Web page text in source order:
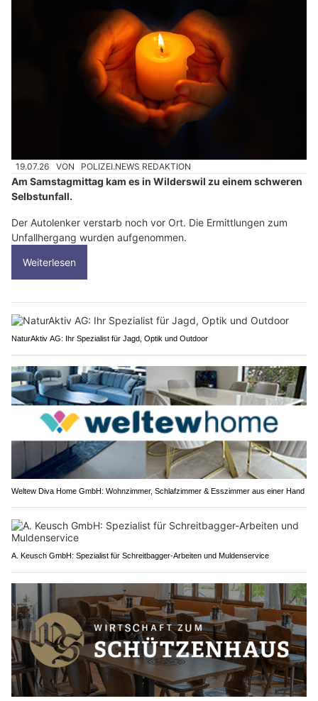
19.07.26 VON POLIZEI.NEWS REDAKTION
Am Samstagmittag kam es in Wilderswil zu einem schweren
Selbstunfall.
Der Autolenker verstarb noch vor Ort. Die Ermittlungen zum
Unfallhergang wurden aufgenommen.
Weiterlesen
NaturAktiv AG: Ihr Spezialist für Jagd, Optik und Outdoor
Weltew Diva Home GmbH: Wohnzimmer, Schlafzimmer & Esszimmer aus einer Hand
A. Keusch GmbH: Spezialist für Schreitbagger-Arbeiten und Muldenservice